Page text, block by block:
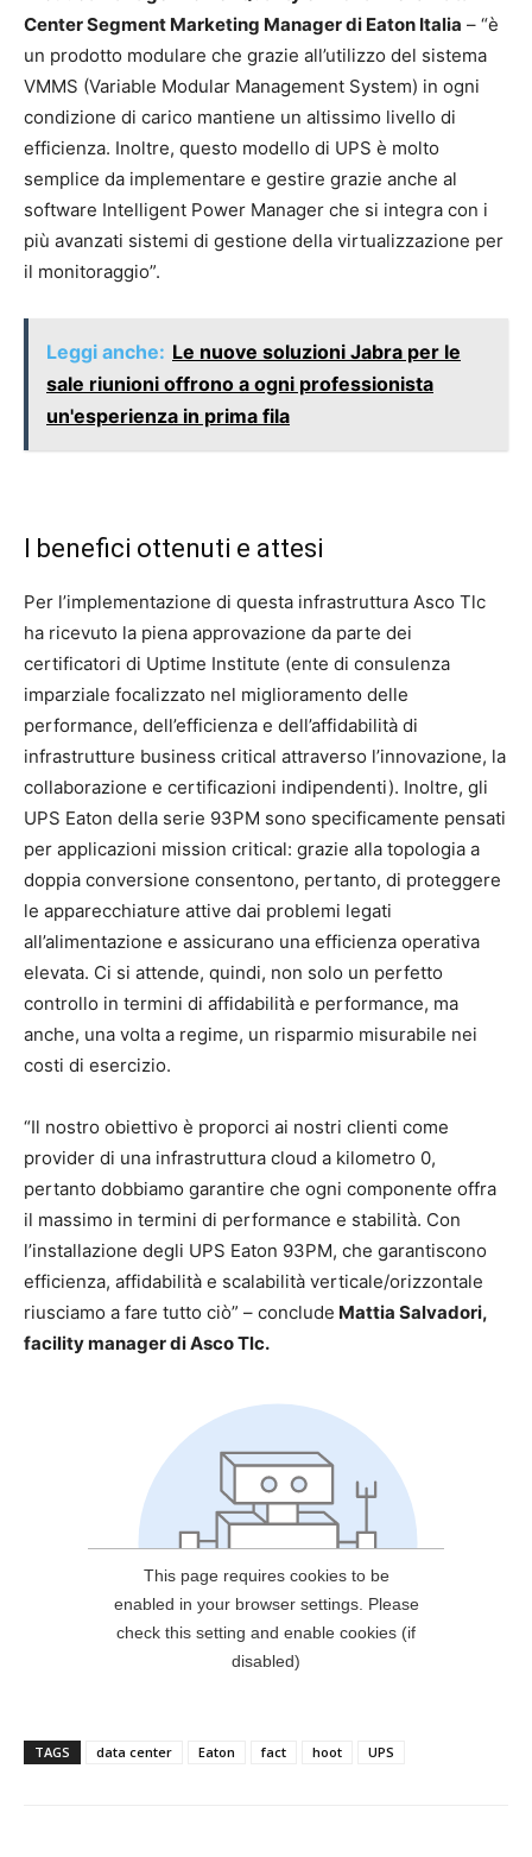
Center Segment Marketing Manager di Eaton Italia – “è
un prodotto modulare che grazie all’utilizzo del sistema
VMMS (Variable Modular Management System) in ogni
condizione di carico mantiene un altissimo livello di
efficienza. Inoltre, questo modello di UPS è molto
semplice da implementare e gestire grazie anche al
software Intelligent Power Manager che si integra con i
più avanzati sistemi di gestione della virtualizzazione per
il monitoraggio”.
Leggi anche: Le nuove soluzioni Jabra per le
sale riunioni offrono a ogni professionista
un'esperienza in prima fila
I benefici ottenuti e attesi
Per l’implementazione di questa infrastruttura Asco Tlc
ha ricevuto la piena approvazione da parte dei
certificatori di Uptime Institute (ente di consulenza
imparziale focalizzato nel miglioramento delle
performance, dell’efficienza e dell’affidabilità di
infrastrutture business critical attraverso l’innovazione, la
collaborazione e certificazioni indipendenti). Inoltre, gli
UPS Eaton della serie 93PM sono specificamente pensati
per applicazioni mission critical: grazie alla topologia a
doppia conversione consentono, pertanto, di proteggere
le apparecchiature attive dai problemi legati
all’alimentazione e assicurano una efficienza operativa
elevata. Ci si attende, quindi, non solo un perfetto
controllo in termini di affidabilità e performance, ma
anche, una volta a regime, un risparmio misurabile nei
costi di esercizio.
“Il nostro obiettivo è proporci ai nostri clienti come
provider di una infrastruttura cloud a kilometro 0,
pertanto dobbiamo garantire che ogni componente offra
il massimo in termini di performance e stabilità. Con
l’installazione degli UPS Eaton 93PM, che garantiscono
efficienza, affidabilità e scalabilità verticale/orizzontale
riusciamo a fare tutto ciò” – conclude Mattia Salvadori,
facility manager di Asco Tlc.
TAGS data center Eaton fact hoot UPS